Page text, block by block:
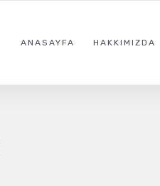
ANASAYFA HAKKIMIZDA